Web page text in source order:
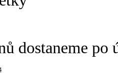
dostaneme po